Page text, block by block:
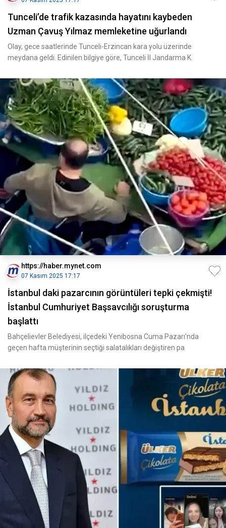
Tunceli’de trafik kazasında hayatını kaybeden
Uzman Çavuş Yılmaz memleketine uğurlandı
Olay, gece saatlerinde Tunceli-Erzincan kara yolu üzerinde
meydana geldi. Edinilen bilgiye göre, Tunceli İl Jandarma K
https://haber.mynet.com
07 Kasım 2025 17:17
İstanbul daki pazarcının görüntüleri tepki çekmişti!
İstanbul Cumhuriyet Başsavcılığı soruşturma
başlattı
Bahçelievler Belediyesi, ilçedeki Yenibosna Cuma Pazarı'nda
geçen hafta müşterinin seçtiği salatalıkları değiştiren pa